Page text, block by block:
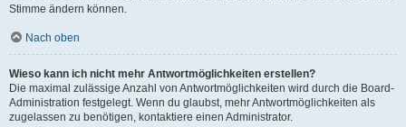
Stimme ändern können.
Nach oben
Wieso kann ich nicht mehr Antwortmöglichkeiten erstellen?
Die maximal zulässige Anzahl von Antwortmöglichkeiten wird durch die Board-
Administration festgelegt. Wenn du glaubst, mehr Antwortmöglichkeiten als
zugelassen zu benötigen, kontaktiere einen Administrator.